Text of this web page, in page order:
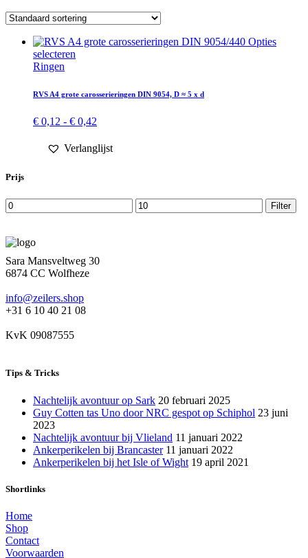
Opties
selecteren
meerdere
Deze
optie
gekozen
productpagina
Ringen
RVS A4 grote carosserieringen DIN 9054, D ≈ 5 x d
€ 0,12 - € 0,42
tot
€ 0,42
Verlanglijst
Prijs
Min.
Max.
Filter
Sara Mansveltweg 30
6874 CC Wolfheze
info@zeilers.shop
+31 6 10 40 21 08
KvK 09087555
Tips & Tricks
Nachtelijk avontuur op Sark 20 februari 2025
Guy Cotten tas Uno door NRC gespot op Schiphol 23 juni
2023
Nachtelijk avontuur bij Vlieland 11 januari 2022
Ankerperikelen bij Brancaster 11 januari 2022
Ankerperikelen bij het Isle of Wight 19 april 2021
Shortlinks
Home
Shop
Contact
Voorwaarden